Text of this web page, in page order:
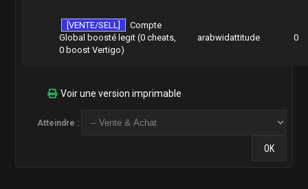
[VENTE/SELL]
Compte
Global boosté legit (0 cheats,
0 boost Vertigo)
arabwidattitude 0
Voir une version imprimable
Atteindre :